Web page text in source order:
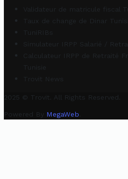
Validateur de matricule fiscal
Taux de change de Dinar
TuniRIBs
Simulateur IRPP Salarié /
Calculateur IRPP de Retraité
Tunisie
Trovit News
2025 © Trovit. All Rights Reserved.
Powered By MegaWeb